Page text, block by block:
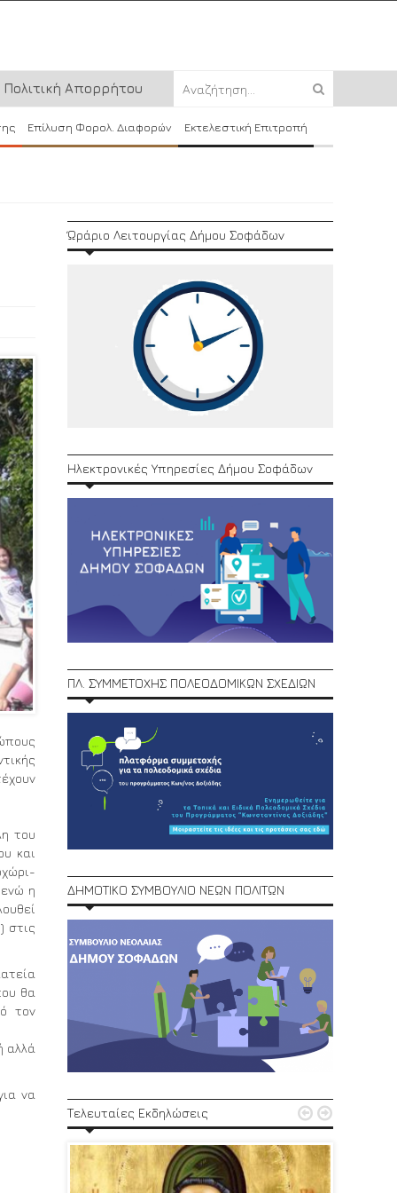
Πολιτική Απορρήτου
Επίλυση Φορολ. Διαφορών Εκτελεστική Επιτροπή
του
και
η
στις
θα
τον
αλλά
να
Ώράριο Λειτουργίας Δήμου Σοφάδων
Ηλεκτρονικές Υπηρεσίες Δήμου Σοφάδων
ΠΛ. ΣΥΜΜΕΤΟΧΗΣ ΠΟΛΕΟΔΟΜΙΚΩΝ ΣΧΕΔΙΩΝ
ΔΗΜΟΤΙΚΟ ΣΥΜΒΟΥΛΙΟ ΝΕΩΝ ΠΟΛΙΤΩΝ
Τελευταίες Εκδηλώσεις  